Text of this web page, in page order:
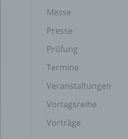
Messe
Presse
Prüfung
Termine
Veranstaltungen
Vortagsreihe
Vorträge